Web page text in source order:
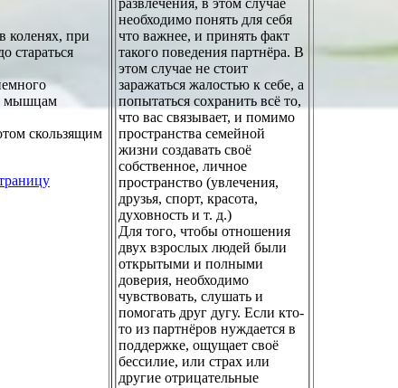
коленях, при
стараться
мышцам
скользящим
развлечения, в этом случае
необходимо понять для себя
что важнее, и принять факт
такого поведения партнёра. В
этом случае не стоит
заражаться жалостью к себе, а
попытаться сохранить всё то,
что вас связывает, и помимо
пространства семейной
жизни создавать своё
собственное, личное
пространство (увлечения,
друзья, спорт, красота,
духовность и т. д.)
Для того, чтобы отношения
двух взрослых людей были
открытыми и полными
доверия, необходимо
чувствовать, слушать и
помогать друг дугу. Если кто-
то из партнёров нуждается в
поддержке, ощущает своё
бессилие, или страх или
другие отрицательные